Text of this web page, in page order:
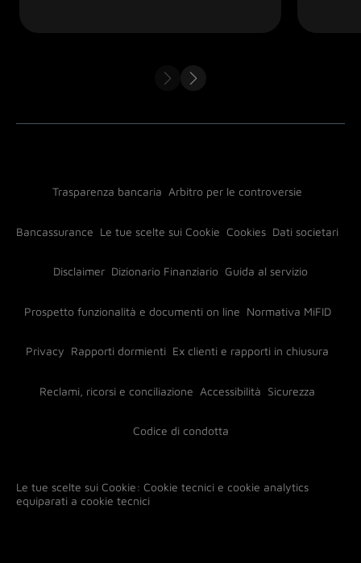
Trasparenza bancaria Arbitro per le controversie
Bancassurance Le tue scelte sui Cookie Cookies Dati societari
Disclaimer Dizionario Finanziario Guida al servizio
Prospetto funzionalità e documenti on line Normativa MiFID
Privacy Rapporti dormienti Ex clienti e rapporti in chiusura
Reclami, ricorsi e conciliazione Accessibilità Sicurezza
Codice di condotta
Le tue scelte sui Cookie: Cookie tecnici e cookie analytics
equiparati a cookie tecnici